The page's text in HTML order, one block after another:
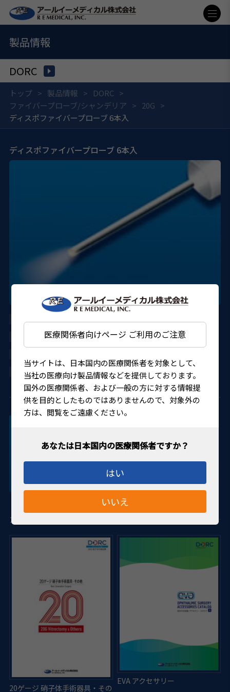
医療関係者向けページ ご利用のご注意
当サイトは、日本国内の医療関係者を対象として、
当社の医療向け製品情報などを提供しております。
国外の医療関係者、および一般の方に対する情報提
供を目的としたものではありませんので、対象外の
方は、閲覧をご遠慮ください。
はい
いいえ
製品情報
DORC
トップ 製品情報
DORC
ファイバープローブ/シャンデリア
20G
ディスポファイバープローブ 6本入
ディスポファイバープローブ 6本入
AU-3269D-6
DORC
4580151301547
カタログダウンロード